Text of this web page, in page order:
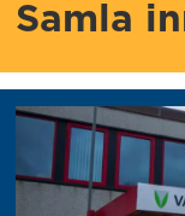
Samla